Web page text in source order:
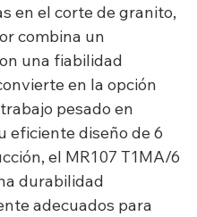
en el corte de granito,
combina un
una fiabilidad
en la opción
pesado en
eficiente diseño de 6
el MR107 T1MA/6
durabilidad
adecuados para